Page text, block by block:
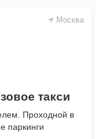
Москва
такси
Проходной в
паркинги